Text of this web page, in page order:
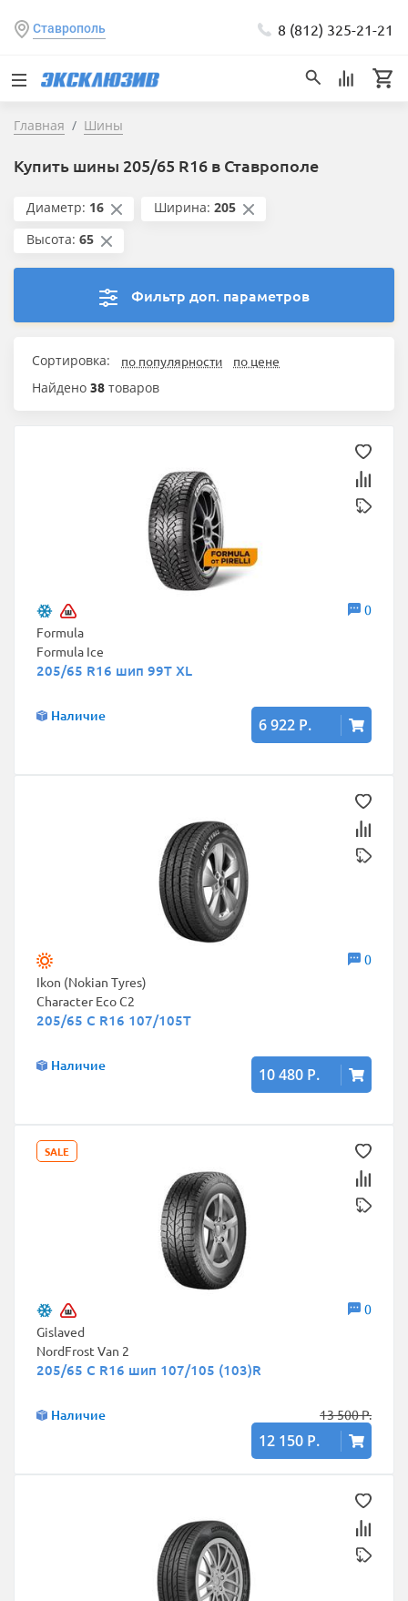
Ставрополь 8 (812) 325-21-21
Главная Шины
Купить шины 205/65 R16 в Ставрополе
Диаметр: 16 Ширина: 205
Высота: 65
Фильтр доп. параметров
Сортировка: по популярности по цене
Найдено 38 товаров
0
Formula
Formula Ice
205/65 R16 шип 99T XL
Наличие 6 922 Р.
0
Ikon (Nokian Tyres)
Character Eco C2
205/65 C R16 107/105T
Наличие 10 480 Р.
SALE
0
Gislaved
NordFrost Van 2
205/65 C R16 шип 107/105 (103)R
Наличие 13 500 Р.
12 150 Р.